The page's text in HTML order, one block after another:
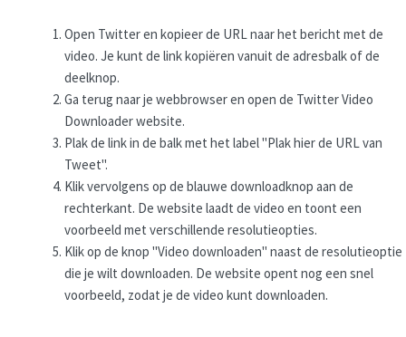
Open Twitter en kopieer de URL naar het bericht met de
video. Je kunt de link kopiëren vanuit de adresbalk of de
deelknop.
Ga terug naar je webbrowser en open de Twitter Video
Downloader website.
Plak de link in de balk met het label "Plak hier de URL van
Tweet".
Klik vervolgens op de blauwe downloadknop aan de
rechterkant. De website laadt de video en toont een
voorbeeld met verschillende resolutieopties.
Klik op de knop "Video downloaden" naast de resolutieoptie
die je wilt downloaden. De website opent nog een snel
voorbeeld, zodat je de video kunt downloaden.